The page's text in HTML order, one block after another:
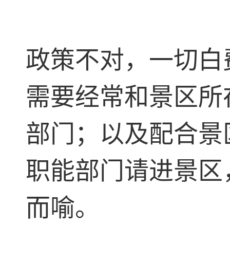
政策不对，一切
需要经常和景区
部门；以及配合
职能部门请进景
而喻。